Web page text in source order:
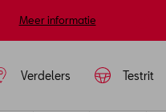
Meer informatie
Testrit
Verdelers